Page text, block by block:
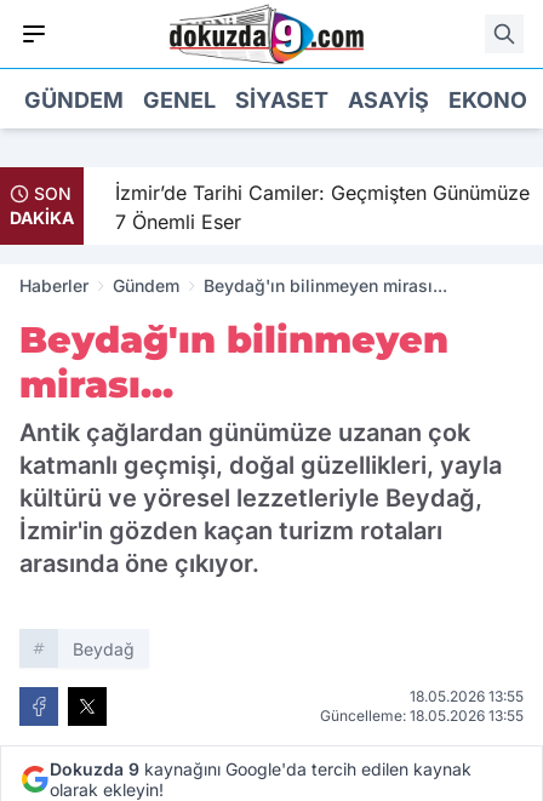
GÜNDEM GENEL SIYASET ASAYIŞ
SON
DAKİKA
İzmir’de Tarihi Camiler: Geçmişten Günümüze
7 Önemli Eser
Haberler Gündem Beydağ'ın bilinmeyen mirası...
Beydağ'ın bilinmeyen
mirası...
Antik çağlardan günümüze uzanan çok
katmanlı geçmişi, doğal güzellikleri, yayla
kültürü ve yöresel lezzetleriyle Beydağ,
İzmir'in gözden kaçan turizm rotaları
arasında öne çıkıyor.
Beydağ
18.05.2026 13:55
Güncelleme: 18.05.2026 13:55
Dokuzda 9 kaynağını Google'da tercih edilen kaynak
olarak ekleyin!